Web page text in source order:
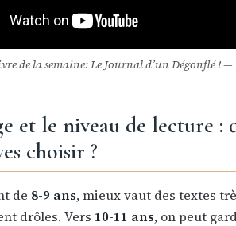
de la semaine: Le Journal d’un Dégonflé !
et le niveau de lecture :
choisir ?
de 8-9 ans, mieux vaut des textes
drôles. Vers 10-11 ans, on peut